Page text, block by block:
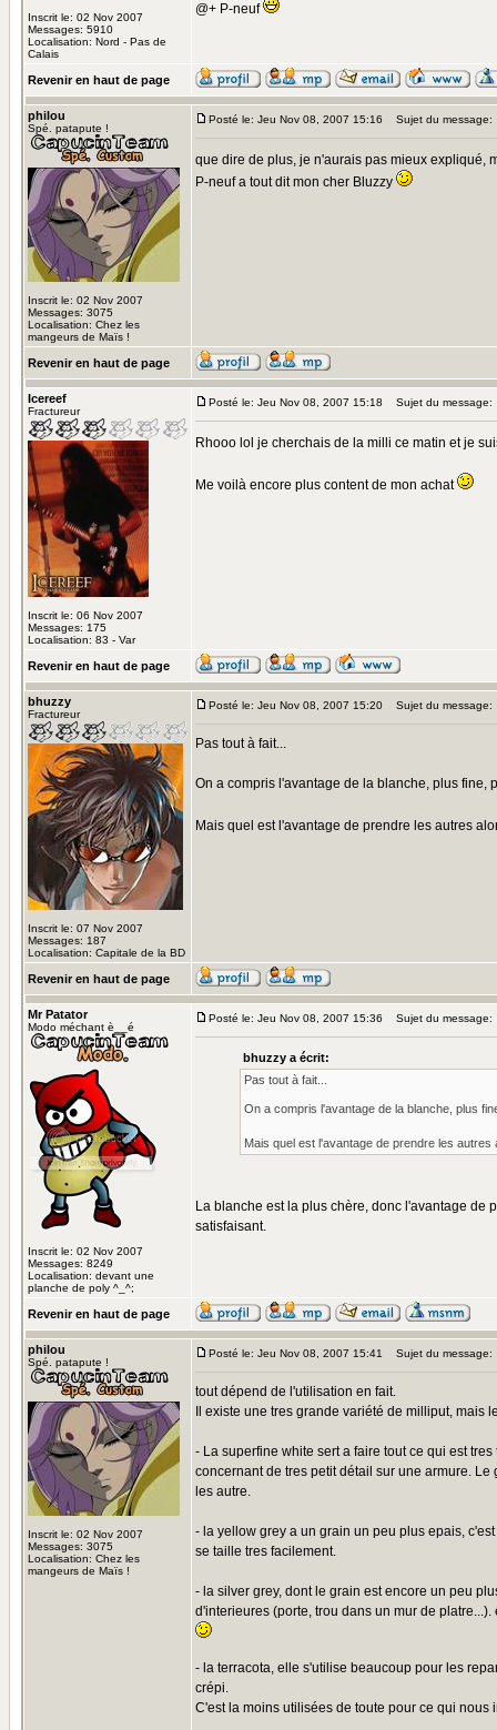
Inscrit le: 02 Nov 2007
Messages: 5910
Localisation: Nord - Pas de
Calais
@+ P-neuf
Revenir en haut de page
philou
Spé. patapute !
Inscrit le: 02 Nov 2007
Messages: 3075
Localisation: Chez les
mangeurs de Maïs !
Posté le: Jeu Nov 08, 2007 15:16 Sujet du message:
que dire de plus, je n'aurais pas mieux expliqué,
P-neuf a tout dit mon cher Bluzzy
Revenir en haut de page
Icereef
Fractureur
Inscrit le: 06 Nov 2007
Messages: 175
Localisation: 83 - Var
Posté le: Jeu Nov 08, 2007 15:18 Sujet du message:
Rhooo lol je cherchais de la milli ce matin et je
Me voilà encore plus content de mon achat
Revenir en haut de page
bhuzzy
Fractureur
Inscrit le: 07 Nov 2007
Messages: 187
Localisation: Capitale de la BD
Posté le: Jeu Nov 08, 2007 15:20 Sujet du message:
Pas tout à fait...
On a compris l'avantage de la blanche, plus
Mais quel est l'avantage de prendre les autres
Revenir en haut de page
Mr Patator
Modo méchant è__é
Inscrit le: 02 Nov 2007
Messages: 8249
Localisation: devant une
planche de poly ^_^;
Posté le: Jeu Nov 08, 2007 15:36 Sujet du message:
bhuzzy a écrit:
Pas tout à fait...
On a compris l'avantage de la blanche, plus
Mais quel est l'avantage de prendre les
La blanche est la plus chère, donc l'avantage de
satisfaisant.
Revenir en haut de page
philou
Spé. patapute !
Inscrit le: 02 Nov 2007
Messages: 3075
Localisation: Chez les
mangeurs de Maïs !
Posté le: Jeu Nov 08, 2007 15:41 Sujet du message:
tout dépend de l'utilisation en fait.
Il existe une tres grande variété de milliput,
- La superfine white sert a faire tout ce qui est
concernant de tres petit détail sur une armure.
les autre.
- la yellow grey a un grain un peu plus epais,
se taille tres facilement.
- la silver grey, dont le grain est encore un peu
d'interieures (porte, trou dans un mur de
- la terracota, elle s'utilise beaucoup pour les
crépi.
C'est la moins utilisées de toute pour ce qui nous